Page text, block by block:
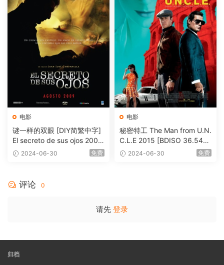
电影
谜一样的双眼 [DIY简繁中字]
El secreto de sus ojos 2009
1080p Blu-ray AVC DTS-HD
2024-06-30 免费
电影
秘密特工 The Man from U.N.
C.L.E 2015 [BDISO 36.54G
B] 2024-06-30 免费
评论 0
请先 登录
归档